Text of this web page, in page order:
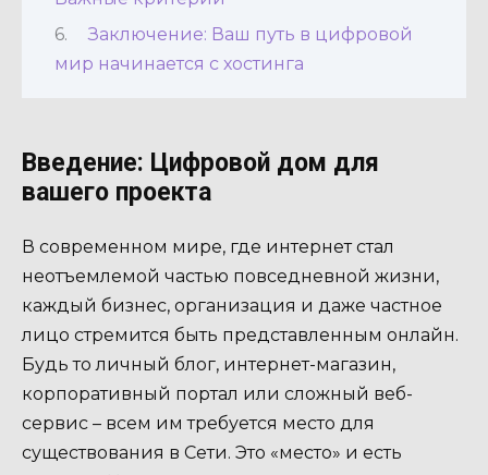
Заключение: Ваш путь в цифровой
мир начинается с хостинга
Введение: Цифровой дом для
вашего проекта
В современном мире, где интернет стал
неотъемлемой частью повседневной жизни,
каждый бизнес, организация и даже частное
лицо стремится быть представленным онлайн.
Будь то личный блог, интернет-магазин,
корпоративный портал или сложный веб-
сервис – всем им требуется место для
существования в Сети. Это «место» и есть